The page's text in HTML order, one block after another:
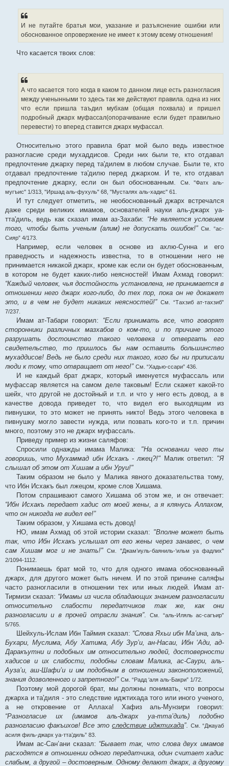
И не путайте братья мои, указание и разъяснение ошибки или
обоснованное опровержение не имеет к этому всему отношения!
Что касается твоих слов:
А что касается того когда в каком то данном лице есть разногласия
между ученынными то здесь так же действуют правила. одна из них
что если пришла таъдил мубхам (общая похвала) и пришел
подробный джарх муфассал(опорачивание если будет правильно
перевести) то вперед ставится джарх муфассал.
Относительно этого правила брат мой было ведь известное
разногласие среди мухаддисов. Среди них были те, кто отдавал
предпочтение джарху перед та'дилем в любом случае. Были те, кто
отдавал предпочтение та'дилю перед джархом. И те, кто отдавал
предпочтение джарху, если он был обоснованным.
См. "Фатх аль-
мугъис" 1/313, "Иршад аль-фухуль" 68, "Мусталях аль-хадис" 61.
И тут следует отметить, не необоснованный джарх встречался
даже среди великих имамов, основателей науки аль-джарх уа-
тта'диль, ведь как сказал имам аз-Захаби: “Не является условием
того, чтобы быть ученым (алим) не допускать ошибок!” См. “ас-
Сияр” 4/173.
Например, если человек в основе из ахлю-Сунна и его
праведность и надежность известна, то в отношении него не
принимается никакой джарх, кроме как если он будет обоснованным,
в котором не будет каких-либо неясностей! Имам Ахмад говорил:
“Каждый человек, чья достойность установлена, не принимается в
отношении него джарх кого-либо, до тех пор, пока он не докажет
это, и в чем не будет никаких неясностей!”
См. “Тахзиб ат-тахзиб”
7/237.
Имам ат-Табари говорил: “Если принимать все, что говорят
сторонники различных мазхабов о ком-то, и по причине этого
разрушать достоинство такого человека и отвергать его
свидетельство, то пришлось бы нам оставить большинство
мухаддисов! Ведь не было среди них такого, кого бы ни приписали
люди к тому, что отвращает от него!” См. “Хадью-ссари” 436.
И не каждый брат джарх, который именуется муфассаль или
муфассар является на самом деле таковым! Если скажет какой-то
шейх, что другой не достойный и т.п. и что у него есть довод, а в
качестве довода приведет то, что видел его выходящим из
пивнушки, то это может не принять никто! Ведь этого человека в
пивнушку могло завести нужда, или позвать кого-то и т.п. причин
много, поэтому это не джарх муфассаль.
Приведу пример из жизни саляфов:
Спросили однажды имама Малика: "На основании чего ты
говоришь, что Мухаммад ибн Исхакъ - лжец?!" Малик ответил: "Я
слышал об этом от Хишам а ибн Уруи!"
Таким образом не было у Малика явного доказательства тому,
что Ибн Исхакъ был лжецом, кроме слов Хишама.
Потом спрашивают самого Хишама об этом же, и он отвечает:
“Ибн Исхакъ передает хадис от моей жены, а я клянусь Аллахом,
что он никогда не видел ее!”
Таким образом, у Хишама есть довод!
НО, имам Ахмад об этой истории сказал: "Вполне может быть
так, что Ибн Исхакъ услышал от его жены через занавес, о чем
сам Хишам мог и не знать!"
См. "Джам’иуль-баяниль-‘ильм уа фадлих"
2/1094-1112.
Понимаешь брат мой то, что для одного имама обоснованный
джарх, для другого может быть ничем. И по этой причине саляфы
часто разногласили в отношении тех или иных людей. Имам ат-
Тирмизи сказал: “Имамы из числа обладающих знанием разногласили
относительно слабости передатчиков так же, как они
разногласили и в прочей отрасли знания”.См. “аль-Иляль ас-сагъир”
5/765.
Шейхуль-Ислам Ибн Таймия сказал: “Слова Яхьи ибн Ма’ина, аль-
Бухари, Муслима, Абу Хатима, Абу Зур’и, ан-Насаи, Ибн ‘Ади, ад-
Даракъутни и подобных им относительно людей, достоверности
хадисов и их слабости, подобны словам Малика, ас-Саури, аль-
Ауза’и, аш-Шафи’и и им подобным в отношении законоположений,
знания дозволенного и запретного!” См. “Радд ‘аля аль-Бакри” 1/72.
Поэтому мой дорогой брат, мы должны понимать, что вопросы
джарха и та'диля - это следствие иджтихада того или иного ученого,
а не откровение от Аллаха! Хафиз аль-Мунзири говорил:
“Разногласие их (имамов аль-джарх уа-тта’диль) подобно
разногласию факъихов! Все это следствие иджтихада”.
См. “Джауаб
асиля филь-джарх уа-тта’диль” 83.
Имам ас-Сан’ани сказал: “Бывает так, что слова двух имамов
расходятся в отношении одного передатчика, один считает хадис
слабым, а другой – достоверным. Одному делают джарх, а другому